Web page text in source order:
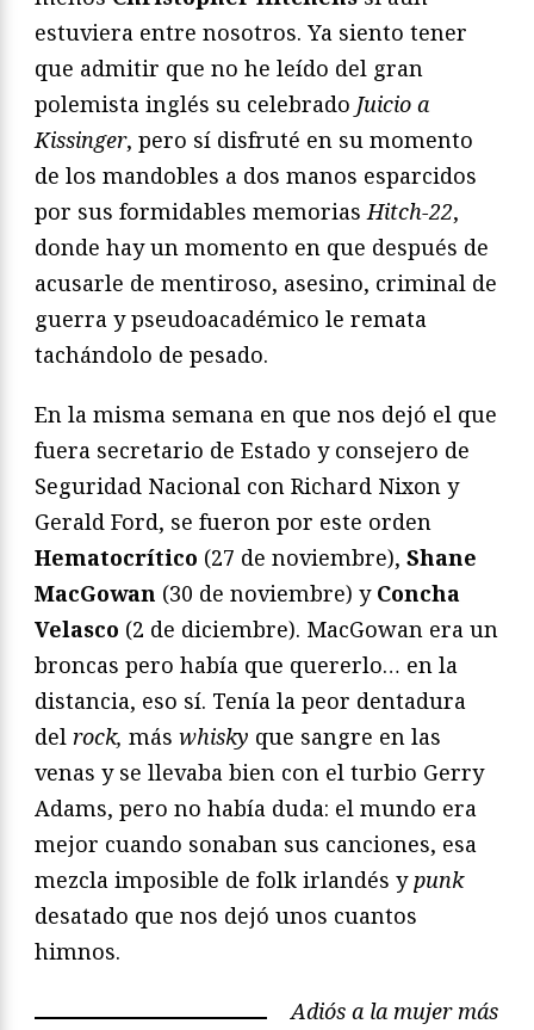
estuviera entre nosotros. Ya siento tener
que admitir que no he leído del gran
polemista inglés su celebrado Juicio a
Kissinger, pero sí disfruté en su momento
de los mandobles a dos manos esparcidos
por sus formidables memorias Hitch-22,
donde hay un momento en que después de
acusarle de mentiroso, asesino, criminal de
guerra y pseudoacadémico le remata
tachándolo de pesado.
En la misma semana en que nos dejó el que
fuera secretario de Estado y consejero de
Seguridad Nacional con Richard Nixon y
Gerald Ford, se fueron por este orden
Hematocrítico (27 de noviembre), Shane
MacGowan (30 de noviembre) y Concha
Velasco (2 de diciembre). MacGowan era un
broncas pero había que quererlo… en la
distancia, eso sí. Tenía la peor dentadura
del rock, más whisky que sangre en las
venas y se llevaba bien con el turbio Gerry
Adams, pero no había duda: el mundo era
mejor cuando sonaban sus canciones, esa
mezcla imposible de folk irlandés y punk
desatado que nos dejó unos cuantos
himnos.
Adiós a la mujer más